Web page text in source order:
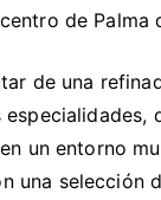
de Palma
de una
especialidades,
un entorno
una selección